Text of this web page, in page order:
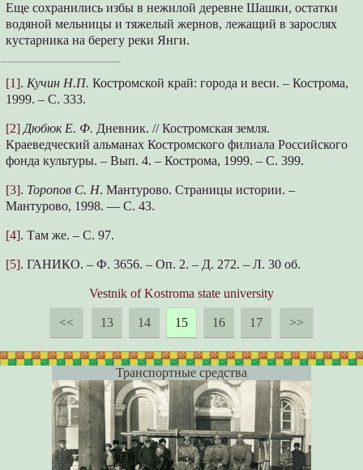
Еще сохранились избы в нежилой деревне Шашки, остатки
водяной мельницы и тяжелый жернов, лежащий в зарослях
кустарника на берегу реки Янги.
[1].Кучин Н.П. Костромской край: города и веси. – Кострома,
1999. – С. 333.
[2] Дюбюк Е. Ф. Дневник. // Костромская земля.
Краеведческий альманах Костромского филиала Российского
фонда культуры. – Вып. 4. – Кострома, 1999. – С. 399.
[3]. Торопов С. Н. Мантурово. Страницы истории. –
Мантурово, 1998. — С. 43.
[4]. Там же. – С. 97.
[5]. ГАНИКО. – Ф. 3656. – Оп. 2. – Д. 272. – Л. 30 об.
Vestnik of Kostroma state university
<< 13 14 15 16 17 >>
Транспортные средства